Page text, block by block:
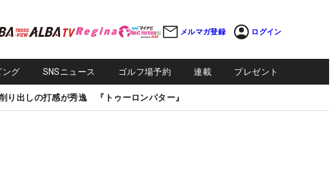
メルマガ登録 ログイン
ング SNSニュース ゴルフ場予約 連載 プレゼント
り出しの打感が秀逸 『トゥーロンパター』